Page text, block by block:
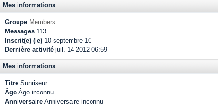
Mes informations
Groupe Members
Messages 113
Inscrit(e) (le) 10-septembre 10
Dernière activité juil. 14 2012 06:59
Mes informations
Titre Sunriseur
Âge Âge inconnu
Anniversaire Anniversaire inconnu